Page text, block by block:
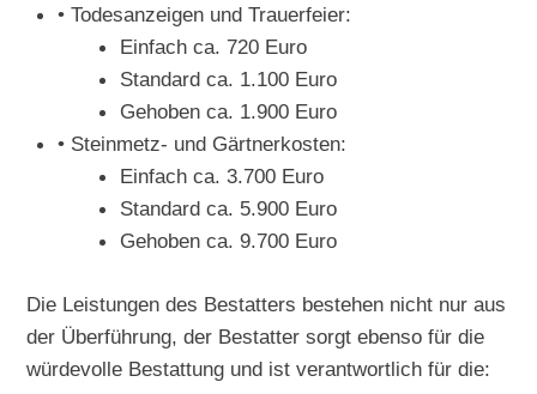
• Todesanzeigen und Trauerfeier:
Einfach ca. 720 Euro
Standard ca. 1.100 Euro
Gehoben ca. 1.900 Euro
• Steinmetz- und Gärtnerkosten:
Einfach ca. 3.700 Euro
Standard ca. 5.900 Euro
Gehoben ca. 9.700 Euro
Die Leistungen des Bestatters bestehen nicht nur aus
der Überführung, der Bestatter sorgt ebenso für die
würdevolle Bestattung und ist verantwortlich für die: